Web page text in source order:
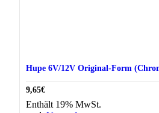
Hupe 6V/12V Original-Form
9,65€
Enthält 19% MwSt.